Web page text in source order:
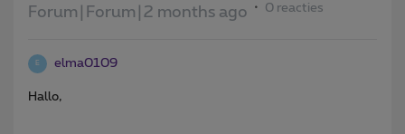
Forum|Forum|2 months ago 0 reacties
E elma0109
Hallo,